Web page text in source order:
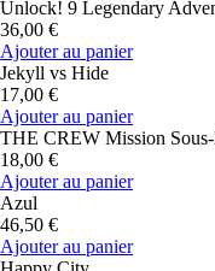
Unlock! 9 Legendary
36,00 €
Ajouter au panier
Jekyll vs Hide
17,00 €
Ajouter au panier
THE CREW Mission
18,00 €
Ajouter au panier
Azul
46,50 €
Ajouter au panier